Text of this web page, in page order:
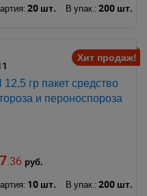
20 шт. В упак.: 200 шт.
Хит продаж!
гр пакет средство
и пероноспороза
.36 руб.
10 шт. В упак.: 200 шт.